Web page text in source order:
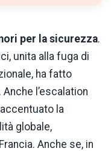
per la sicurezza.
unita alla fuga di
ha fatto
l’escalation
la
globale,
Anche se, in